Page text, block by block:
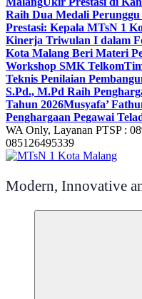
Raih Dua Medali
Prestasi: Kepala MTsN 1
Kinerja Triwulan I dalam
Kota Malang Beri Materi
Workshop SMK Telkom
Teknis Penilaian
S.Pd., M.Pd Raih
Tahun 2026Musyafa’
Penghargaan Pegawai
WA Only, Layanan PTSP :
085126495339
Modern, Innovative